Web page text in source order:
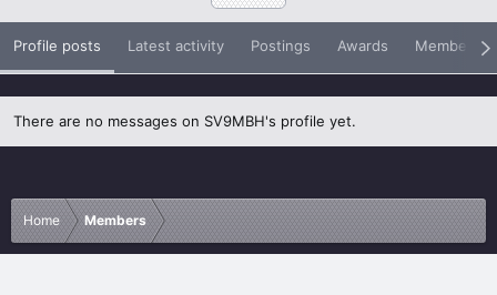
Profile posts Latest activity Postings Awards Member
There are no messages on SV9MBH's profile yet.
Home Members